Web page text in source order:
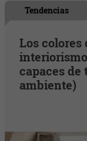
Tendencias
Los
capaces
ambiente)